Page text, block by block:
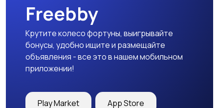
Freebby
Крутите колесо фортуны, выигрывайте
бонусы, удобно ищите и размещайте
объявления - все это в нашем мобильном
приложении!
Play Market App Store